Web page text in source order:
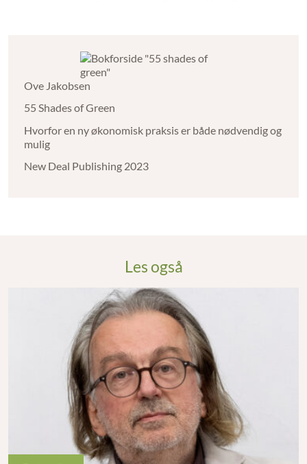
Ove Jakobsen
55 Shades of Green
Hvorfor en ny økonomisk praksis er både nødvendig og
mulig
New Deal Publishing 2023
Les også